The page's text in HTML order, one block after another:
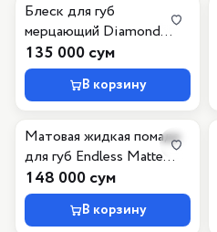
Блеск для губ
мерцающий Diamond
Glaze Lip Gloss, 020
Poppin' Glitters, 3 мл
135 000 сум
В корзину
Матовая жидкая помада
для губ Endless Matte
Liquid Lipstick, 100
148 000 сум
В корзину